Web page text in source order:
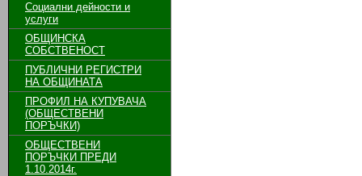
Социални дейности и
услуги
ОБЩИНСКА
СОБСТВЕНОСТ
ПУБЛИЧНИ РЕГИСТРИ
НА ОБЩИНАТА
ПРОФИЛ НА КУПУВАЧА
(ОБЩЕСТВЕНИ
ПОРЪЧКИ)
ОБЩЕСТВЕНИ
ПОРЪЧКИ ПРЕДИ
1.10.2014г.